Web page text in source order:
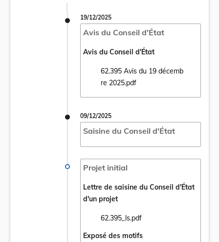
19/12/2025
Avis du Conseil d'État
Avis du Conseil d'État
62.395 Avis du 19 décemb
re 2025.pdf
Ouvrir le document 62.395 Avis du 19
09/12/2025
Saisine du Conseil d'État
Projet initial
Lettre de saisine du Conseil d'État
d'un projet
62.395_ls.pdf
Ouvrir le document 62.395_ls.pdf dans un
Exposé des motifs